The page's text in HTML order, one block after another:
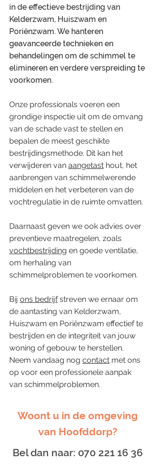
in de effectieve bestrijding van
Kelderzwam, Huiszwam en
Poriënzwam. We hanteren
geavanceerde technieken en
behandelingen om de schimmel te
elimineren en verdere verspreiding te
voorkomen.
​Onze professionals voeren een
grondige inspectie uit om de omvang
van de schade vast te stellen en
bepalen de meest geschikte
bestrijdingsmethode. Dit kan het
verwijderen van aangetast hout, het
aanbrengen van schimmelwerende
middelen en het verbeteren van de
vochtregulatie in de ruimte omvatten.
​Daarnaast geven we ook advies over
preventieve maatregelen, zoals
vochtbestrijding en goede ventilatie,
om herhaling van
schimmelproblemen te voorkomen.
Bij ons bedrijfstreven we ernaar om
de aantasting van Kelderzwam,
Huiszwam en Poriënzwam effectief te
bestrijden en de integriteit van jouw
woning of gebouw te herstellen.
Neem vandaag nog contact met ons
op voor een professionele aanpak
van schimmelproblemen.
Woont u in de omgeving
van Hoofddorp?
Bel dan naar: 070 221 16 36